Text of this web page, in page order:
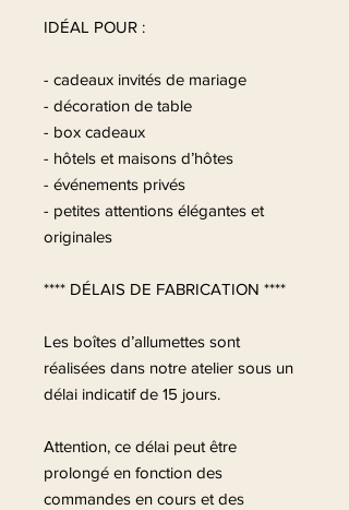
IDÉAL POUR :
- cadeaux invités de mariage
- décoration de table
- box cadeaux
- hôtels et maisons d’hôtes
- événements privés
- petites attentions élégantes et
originales
**** DÉLAIS DE FABRICATION ****
Les boîtes d’allumettes sont
réalisées dans notre atelier sous un
délai indicatif de 15 jours.
Attention, ce délai peut être
prolongé en fonction des
commandes en cours et des